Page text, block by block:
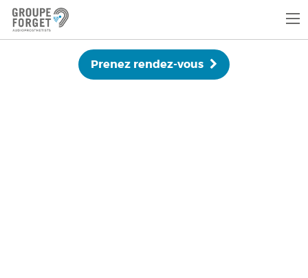
Prenez rendez-vous